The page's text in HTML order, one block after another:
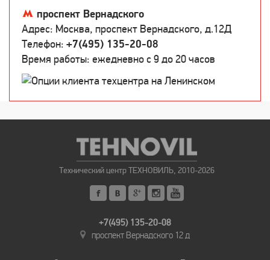
проспект Вернадского
Адрес: Москва, проспект Вернадского, д.12Д
Телефон: +7(495) 135-20-08
Время работы: ежедневно c 9 до 20 часов
Технический центр ТЕХНОВИЛЬ, 2010-2026
+7(495) 135-20-08
проспект Вернадского 12 д